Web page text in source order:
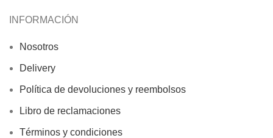
INFORMACIÓN
Nosotros
Delivery
Política de devoluciones y reembolsos
Libro de reclamaciones
Términos y condiciones